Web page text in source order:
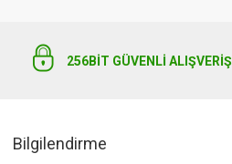
256BIT GÜVENLİ ALIŞVERİŞ
Bilgilendirme